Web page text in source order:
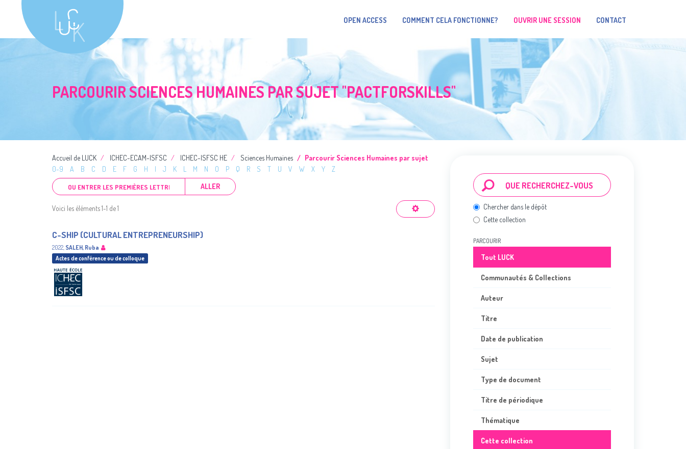
OPEN ACCESS COMMENT CELA FONCTIONNE? OUVRIR UNE SESSION CONTACT
PARCOURIR SCIENCES HUMAINES PAR SUJET "PACTFORSKILLS"
Accueil de LUCK ICHEC-ECAM-ISFSC ICHEC-ISFSC HE Sciences Humaines
Parcourir Sciences Humaines par sujet
0-9
A B C D E F G H I J K L M N O P Q R S T U V W X Y
Z
ALLER
Voici les éléments 1-1 de 1
C-SHIP (CULTURAL ENTREPRENEURSHIP)
2022, SALEH, Ruba
Actes de conférence ou de colloque
Chercher dans le dépôt
Cette collection
PARCOURIR
Tout LUCK
Communautés & Collections
Auteur
Titre
Date de publication
Sujet
Type de document
Titre de périodique
Thématique
Cette collection